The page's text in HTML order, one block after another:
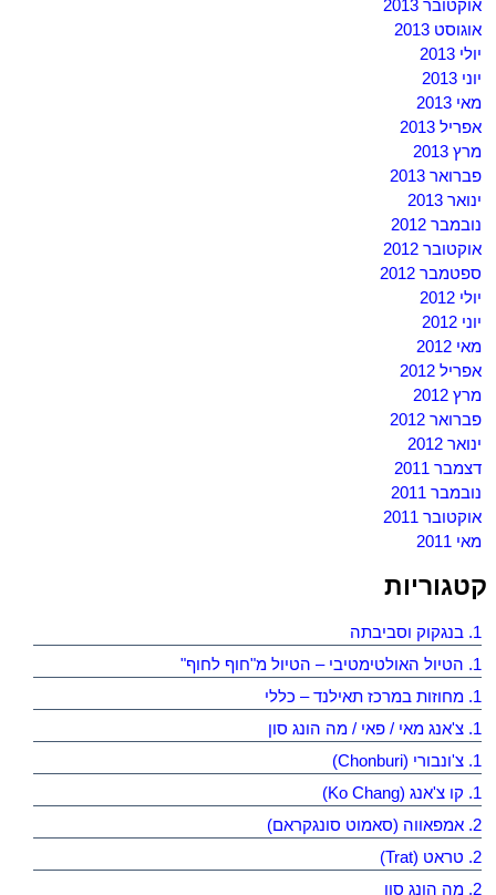
אוקטובר 2013
אוגוסט 2013
יולי 2013
יוני 2013
מאי 2013
אפריל 2013
מרץ 2013
פברואר 2013
ינואר 2013
נובמבר 2012
אוקטובר 2012
ספטמבר 2012
יולי 2012
יוני 2012
מאי 2012
אפריל 2012
מרץ 2012
פברואר 2012
ינואר 2012
דצמבר 2011
נובמבר 2011
אוקטובר 2011
מאי 2011
קטגוריות
1. בנגקוק וסביבתה
1. הטיול האולטימטיבי – הטיול מ"חוף לחוף"
1. מחוזות במרכז תאילנד – כללי
1. צ'אנג מאי / פאי / מה הונג סון
1. צ'ונבורי (Chonburi)
1. קו צ'אנג (Ko Chang)
2. אמפאווה (סאמוט סונגקראם)
2. טראט (Trat)
2. מה הונג סון